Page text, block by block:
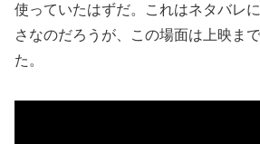
使っていたはずだ。これはネタバレ
さなのだろうが、この場面は上映ま
た。